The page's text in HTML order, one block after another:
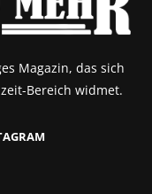
Magazin, das sich
Bereich widmet.